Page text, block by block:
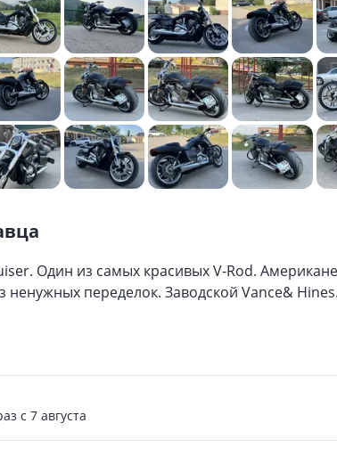
Один из самых красивых V-Rod.
ненужных переделок. Заводской Vance&
c 7 августа